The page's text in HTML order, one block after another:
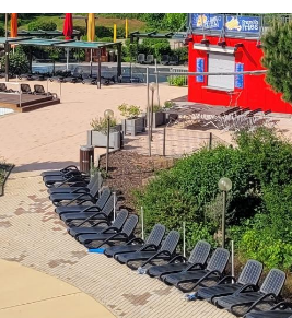
Öffnungszeiten
Mo - Fr:
Mi:
08 - 12 Uhr
14 - 18 Uhr
geschlossen
Öffnungszeiten Bürgerbüro
Mo - Fr:
Mo, Di, Do:
Mi:
08 - 12 Uhr
14 - 15.30 Uhr
14 - 18 Uhr (Nur mit Termin)